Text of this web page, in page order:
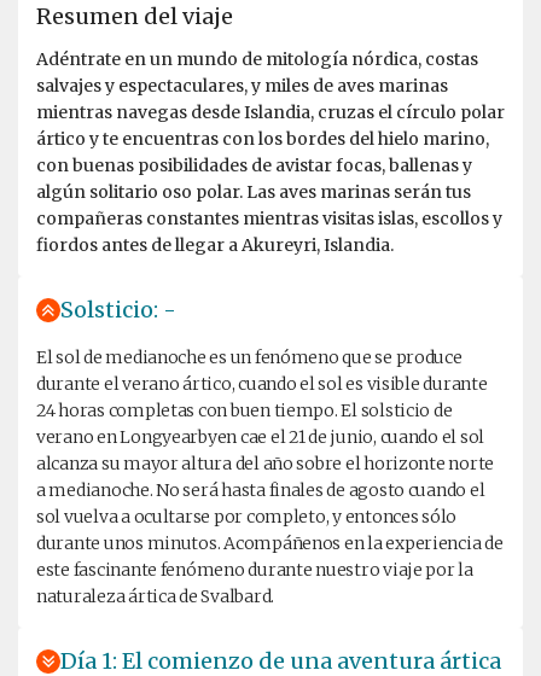
Resumen del viaje
Adéntrate en un mundo de mitología nórdica, costas
salvajes y espectaculares, y miles de aves marinas
mientras navegas desde Islandia, cruzas el círculo polar
ártico y te encuentras con los bordes del hielo marino,
con buenas posibilidades de avistar focas, ballenas y
algún solitario oso polar. Las aves marinas serán tus
compañeras constantes mientras visitas islas, escollos y
fiordos antes de llegar a Akureyri, Islandia.
Solsticio: -
El sol de medianoche es un fenómeno que se produce
durante el verano ártico, cuando el sol es visible durante
24 horas completas con buen tiempo. El solsticio de
verano en Longyearbyen cae el 21 de junio, cuando el sol
alcanza su mayor altura del año sobre el horizonte norte
a medianoche. No será hasta finales de agosto cuando el
sol vuelva a ocultarse por completo, y entonces sólo
durante unos minutos. Acompáñenos en la experiencia de
este fascinante fenómeno durante nuestro viaje por la
naturaleza ártica de Svalbard.
Día 1: El comienzo de una aventura ártica